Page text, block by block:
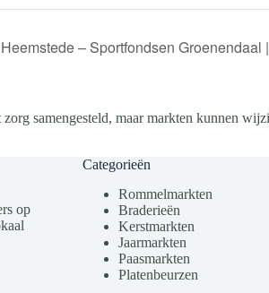
– Sportfondsen Groenendaal
samengesteld, maar markten kunnen
op
Categorieën
Rommelmarkten
Braderieën
Kerstmarkten
Jaarmarkten
Paasmarkten
Platenbeurzen